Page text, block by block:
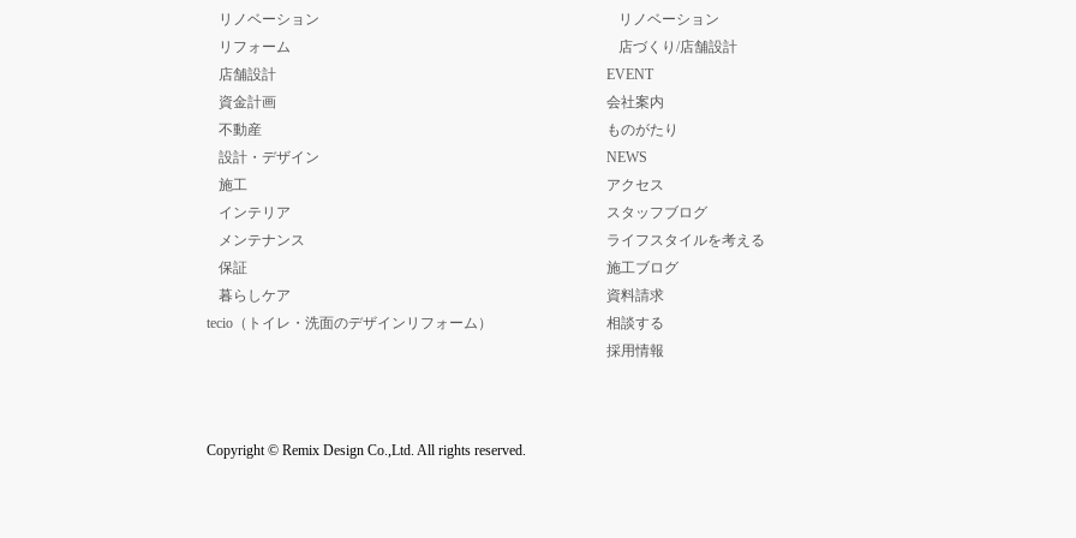
リノベーション
リフォーム
店舗設計
資金計画
不動産
設計・デザイン
施工
インテリア
メンテナンス
保証
暮らしケア
tecio（トイレ・洗面のデザインリフォーム）
リノベーション
店づくり/店舗設計
EVENT
会社案内
ものがたり
NEWS
アクセス
スタッフブログ
ライフスタイルを考える
施工ブログ
資料請求
相談する
採用情報
Copyright © Remix Design Co.,Ltd. All rights reserved.